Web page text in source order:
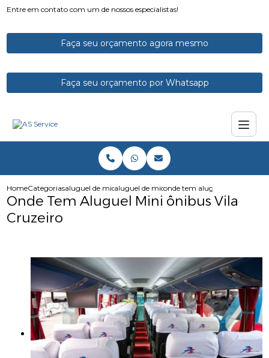
Entre em contato com um de nossos especialistas!
Faça seu orçamento agora mesmo
Faça seu orçamento por Whatsapp
HomeCategoriasaluguel de micro onibusaluguel de micro onibus para excursao
onde tem aluguel mini onibus
Onde Tem Aluguel Mini ônibus Vila
Cruzeiro